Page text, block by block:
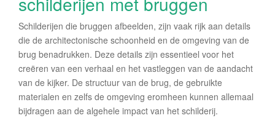
Schilderijen die bruggen afbeelden, zijn vaak rijk aan details
die de architectonische schoonheid en de omgeving van de
brug benadrukken. Deze details zijn essentieel voor het
creëren van een verhaal en het vastleggen van de aandacht
van de kijker. De structuur van de brug, de gebruikte
materialen en zelfs de omgeving eromheen kunnen allemaal
bijdragen aan de algehele impact van het schilderij.